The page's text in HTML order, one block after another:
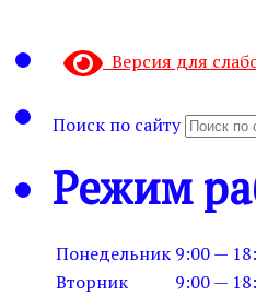
Версия для
Поиск по сайту
Режим
Понедельник 9:00 —
Вторник
9:00 —